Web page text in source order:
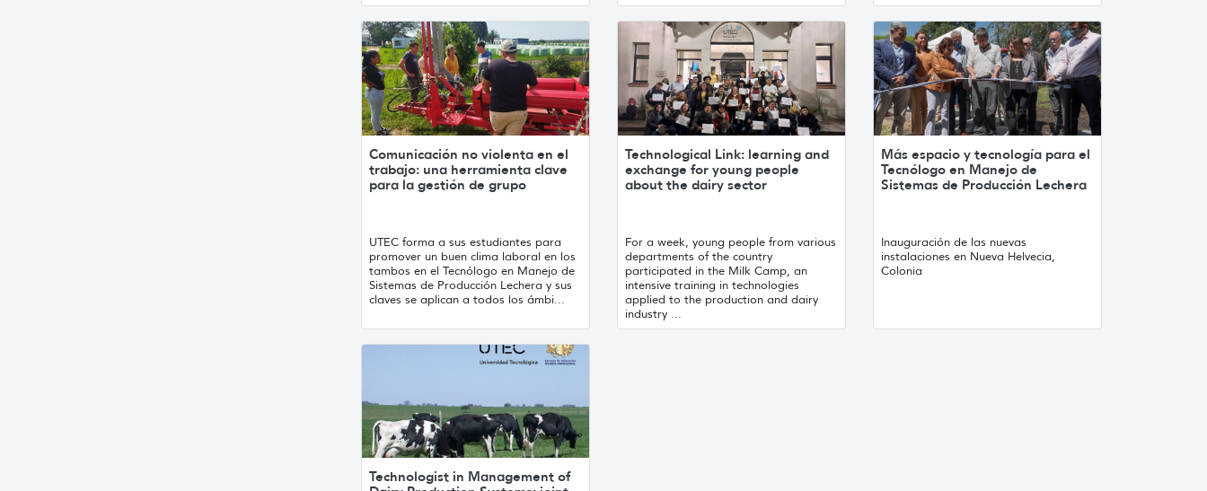
Comunicación no violenta en el
trabajo: una herramienta clave
para la gestión de grupo
UTEC forma a sus estudiantes para
promover un buen clima laboral en los
tambos en el Tecnólogo en Manejo de
Sistemas de Producción Lechera y sus
claves se aplican a todos los ámbi...
Technological Link: learning and
exchange for young people
about the dairy sector
For a week, young people from various
departments of the country
participated in the Milk Camp, an
intensive training in technologies
applied to the production and dairy
industry ...
Más espacio y tecnología para el
Tecnólogo en Manejo de
Sistemas de Producción Lechera
Inauguración de las nuevas
instalaciones en Nueva Helvecia,
Colonia
Technologist in Management of